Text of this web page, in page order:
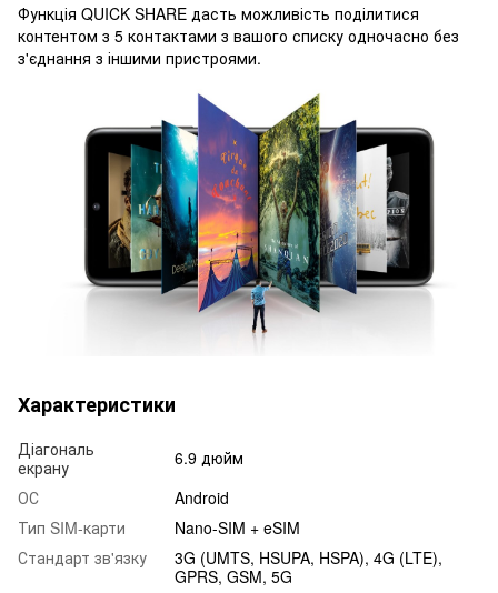
Функція QUICK SHARE дасть можливість поділитися
контентом з 5 контактами з вашого списку одночасно без
з'єднання з іншими пристроями.
Характеристики
Діагональ
екрану
6.9 дюйм
ОС
Android
Тип SIM-карти
Nano-SIM + eSIM
Стандарт зв'язку
3G (UMTS, HSUPA, HSPA), 4G (LTE),
GPRS, GSM, 5G